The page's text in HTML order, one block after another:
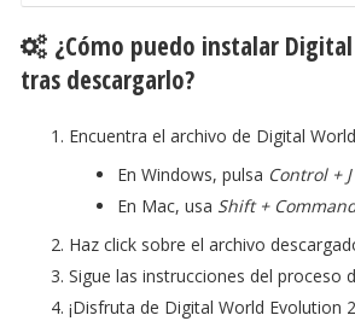
¿Cómo puedo instalar
tras descargarlo?
Encuentra el archivo de Digital
En Windows, pulsa Control + J
En Mac, usa Shift +
Haz click sobre el archivo
Sigue las instrucciones del proceso
¡Disfruta de Digital World Evolution